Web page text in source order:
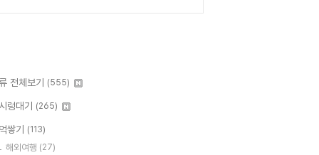
전체보기 (555)
렁대기 (265)
쌓기 (113)
해외여행 (27)